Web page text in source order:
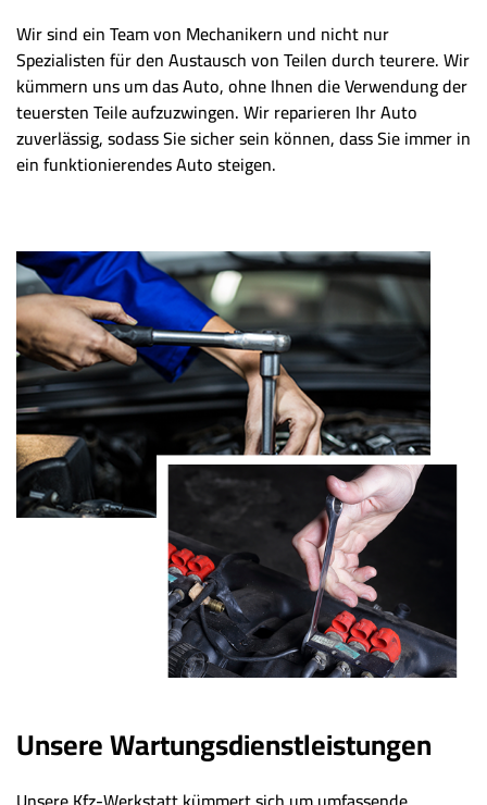
Wir sind ein Team von Mechanikern und nicht nur
Spezialisten für den Austausch von Teilen durch teurere. Wir
kümmern uns um das Auto, ohne Ihnen die Verwendung der
teuersten Teile aufzuzwingen. Wir reparieren Ihr Auto
zuverlässig, sodass Sie sicher sein können, dass Sie immer in
ein funktionierendes Auto steigen.
Unsere Wartungsdienstleistungen